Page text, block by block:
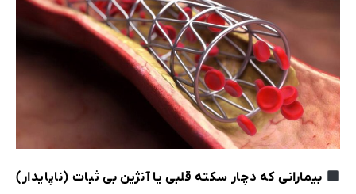
بیمارانی که دچار سکته قلبی یا آنژین بی ثبات (ناپایدار)